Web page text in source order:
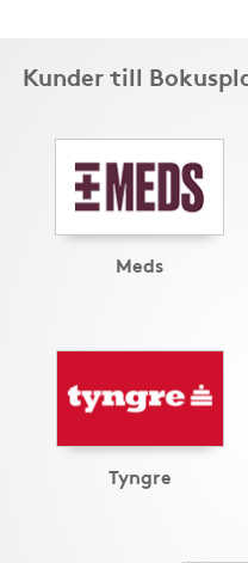
Kunder till
Meds
Tyngre